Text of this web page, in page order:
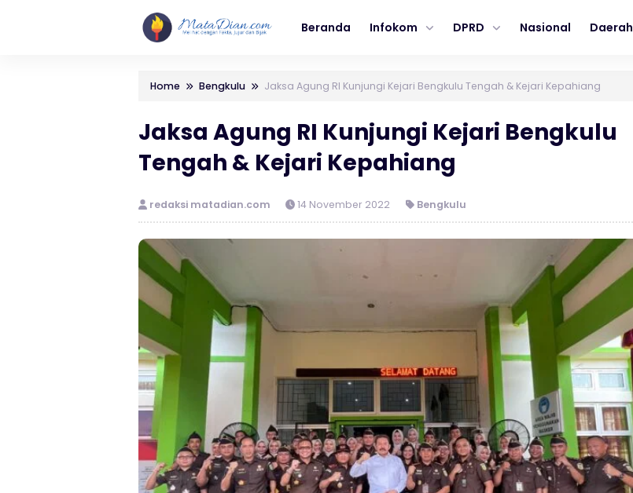
Beranda Infokom DPRD Nasional Daerah
Home Bengkulu Jaksa Agung RI Kunjungi Kejari Bengkulu Tengah & Kejari Kepahiang
Jaksa Agung RI Kunjungi Kejari Bengkulu
Tengah & Kejari Kepahiang
redaksi matadian.com 14 November 2022 Bengkulu